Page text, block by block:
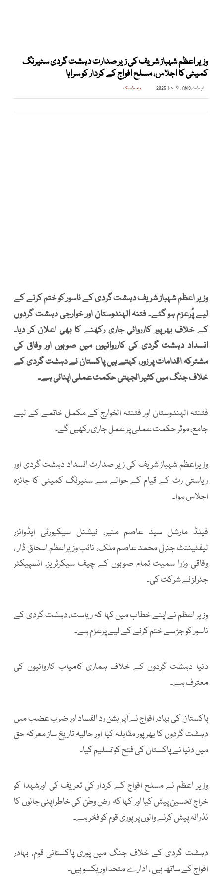
وزیر اعظم شہباز شریف کی زیر صدارت دہشت گردی سٹیرنگ
کمیٹی کا اجلاس، مسلح افواج کے کردار کو سراہا
اپ ڈیٹ:9 AM , اگست 1, 2025 ویب ڈیسک
وزیر اعظم شہباز شریف دہشت گردی کے ناسور کو ختم کرنے کے
لیے پُرعزم ہو گئے۔ فتنہ الہندوستان اور خوارجی دہشت گردوں
کے خلاف بھرپور کارروائی جاری رکھنے کا بھی اعلان کر دیا۔
انسداد دہشت گردی کی کارروائیوں میں صوبوں اور وفاق کی
مشترکہ اقدامات پر زور، کہتے ہیں پاکستان نے دہشت گردی کے
خلاف جنگ میں کثیر الجہتی حکمت عملی اپنائی ہے۔
فتنتہ الہندوستان اور فتنتہ الخوارج کے مکمل خاتمے کے لیے
جامع، موثر حکمت عملی پر عمل جاری رکھیں گے۔
وزیراعظم شہباز شریف کی زیر صدارت انسداد دہشت گردی اور
ریاستی رٹ کے قیام کے حوالے سے سٹیرنگ کمیٹی کا جائزہ
اجلاس ہوا۔
فیلڈ مارشل سید عاصم منیر، نیشنل سیکیورٹی ایڈوائزر
لیفٹیننٹ جنرل محمد عاصم ملک، نائب وزیراعظم اسحاق ڈار ،
وفاقی وزرا سمیت تمام صوبوں کے چیف سیکرٹریز، انسپیکٹر
جنرلز نے شرکت کی۔
وزیر اعظم نے اپنے خطاب میں کہا کہ ریاست، دہشت گردی کے
ناسور کو جڑ سے ختم کرنے کے لیے پرعزم ہے۔
دنیا دہشت گردوں کے خلاف ہماری کامیاب کاروائیوں کی
معترف ہے۔
پاکستان کی بہادر افواج نے آپریشن رد الفساد اور ضرب عضب میں
دہشت گردوں کا بھرپور مقابلہ کیا اور حالیہ تاریخ ساز معرکہ حق
میں دنیا نے پاکستان کی فتح کو تسلیم کیا۔
وزیر اعظم نے مسلح افواج کے کردار کی تعریف کی اورشہدا کو
خراج تحسین پیش کیا اور کہا کہ ارض وطن کی خاطر اپنی جانوں کا
نذرانہ پیش کرنے والوں پرپوری قوم کو فخر ہے۔
دہشت گردی کے خلاف جنگ میں پوری پاکستانی قوم، بہادر
افواج کے ساتھ ہیں ، ادارے متحد اور یکسو ہیں۔